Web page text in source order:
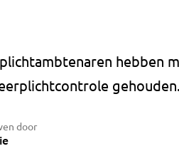
hebben
gehouden.
door